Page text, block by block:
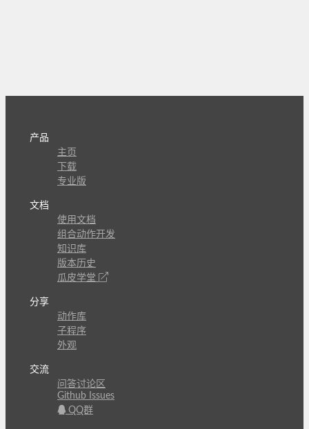
产品
主页
下载
专业版
文档
使用文档
组合动作开发
知识库
版本历史
瓜皮学堂
分享
动作库
子程序
外观
交流
问答讨论区
Github Issues
QQ群